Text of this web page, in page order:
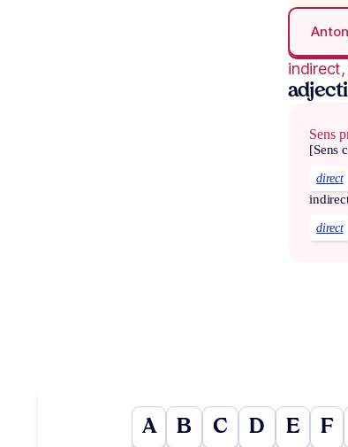
Sens
[Sens
direct
direct
A B C D E F